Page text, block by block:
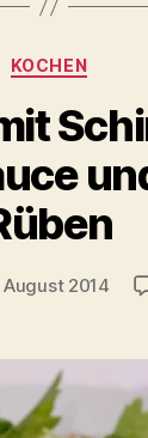
Kategorien
KOCHEN
August 2014